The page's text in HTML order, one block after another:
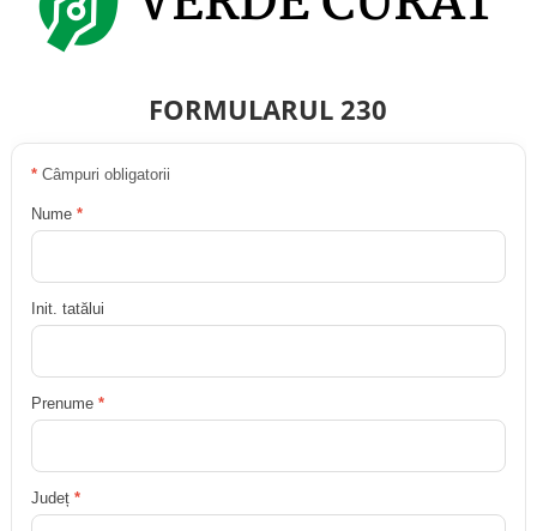
FORMULARUL 230
*Câmpuri obligatorii
Nume *
Init. tatălui
Prenume *
Județ *